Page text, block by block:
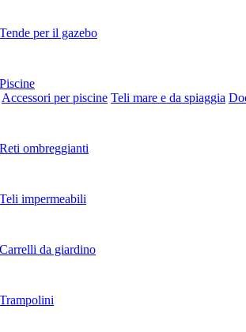
Tende per il gazebo
Piscine
Accessori per piscine Teli mare e da spiaggia
Reti ombreggianti
Teli impermeabili
Carrelli da giardino
Trampolini